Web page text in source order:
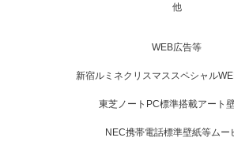
他
WEB広告等
新宿ルミネクリスマススペシャル
東芝ノートPC標準搭載アート
NEC携帯電話標準壁紙等ムー